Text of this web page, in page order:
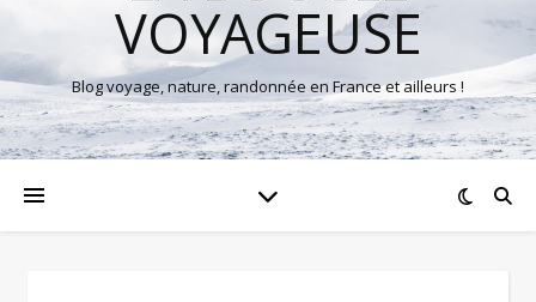
VOYAGEUSE
Blog voyage, nature, randonnée en France et ailleurs !